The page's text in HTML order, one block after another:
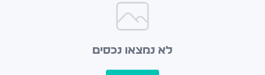
לא נמצאו נכסים